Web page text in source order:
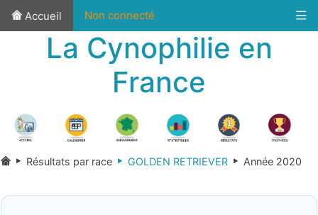
Accueil Non connecté
La Cynophilie en
France
Résultats par race GOLDEN RETRIEVER Année 2020